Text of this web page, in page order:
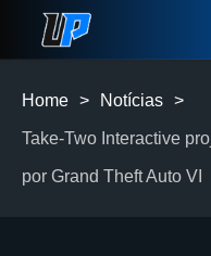
Home > Notícias >
Take-Two Interactive
por Grand Theft Auto VI